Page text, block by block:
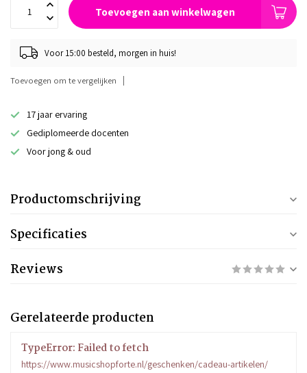
Toevoegen aan winkelwagen
Voor 15:00 besteld, morgen in huis!
Toevoegen om te vergelijken
17 jaar ervaring
Gediplomeerde docenten
Voor jong & oud
Productomschrijving
Specificaties
Reviews
Gerelateerde producten
TypeError: Failed to fetch
https://www.musicshopforte.nl/geschenken/cadeau-artikelen/